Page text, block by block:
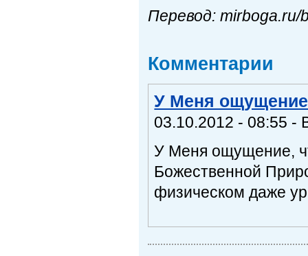
Перевод: mirboga.ru/
Комментарии
У Меня
03.10.2012 - 08:55 -
У Меня ощущение,
Божественной
физическом даже